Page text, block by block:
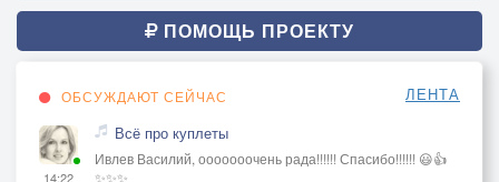
ПОМОЩЬ ПРОЕКТУ
ОБСУЖДАЮТ СЕЙЧАС ЛЕНТА
14:22
Всё про куплеты
Ивлев Василий, ооооооочень рада!!!!!! Спасибо!!!!!! 😃👍
✨✨✨